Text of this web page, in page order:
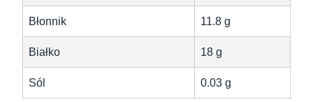
Błonnik 11.8 g
Białko 18 g
Sól 0.03 g